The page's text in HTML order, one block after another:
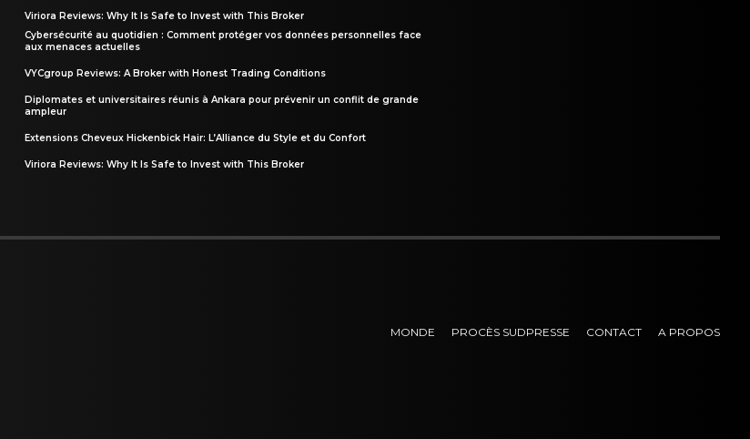
Viriora Reviews: Why It Is Safe to Invest with This Broker
Cybersécurité au quotidien : Comment protéger vos données personnelles face
aux menaces actuelles
VYCgroup Reviews: A Broker with Honest Trading Conditions
Diplomates et universitaires réunis à Ankara pour prévenir un conflit de grande
ampleur
Extensions Cheveux Hickenbick Hair: L’Alliance du Style et du Confort
Viriora Reviews: Why It Is Safe to Invest with This Broker
MONDE PROCÈS SUDPRESSE CONTACT A PROPOS